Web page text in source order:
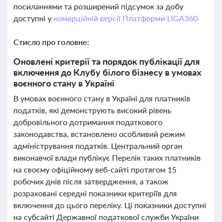
посиланнями та розширений підсумок за добу
доступні у комерційній версії Платформи LIGA360.
Стисло про головне:
Оновлені критерії та порядок публікації для
включення до Клубу білого бізнесу в умовах
воєнного стану в Україні
В умовах воєнного стану в Україні для платників
податків, які демонструють високий рівень
добровільного дотримання податкового
законодавства, встановлено особливий режим
адміністрування податків. Центральний орган
виконавчої влади публікує Перелік таких платників
на своєму офіційному веб-сайті протягом 15
робочих днів після затвердження, а також
розраховані середні показники критеріїв для
включення до цього переліку. Ці показники доступні
на субсайті Державної податкової служби України